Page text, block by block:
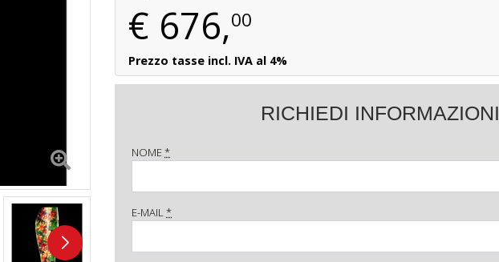
€ 676,00
Prezzo tasse incl. IVA al 4%
RICHIEDI INFORMAZIONI
NOME*
E-MAIL*